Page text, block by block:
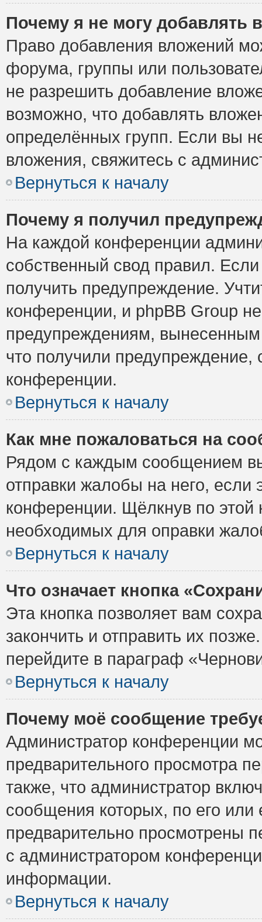
Почему я не могу добавлять
Право добавления вложений
форума, группы или
не разрешить добавление
возможно, что добавлять
определённых групп. Если вы
вложения, свяжитесь с
Вернуться к началу
Почему я получил
На каждой конференции
собственный свод правил.
получить предупреждение.
конференции, и phpBB Group
предупреждениям,
что получили предупреждение,
конференции.
Вернуться к началу
Как мне пожаловаться на
Рядом с каждым сообщением
отправки жалобы на него,
конференции. Щёлкнув по этой
необходимых для оправки
Вернуться к началу
Что означает кнопка
Эта кнопка позволяет вам
закончить и отправить их
перейдите в параграф
Вернуться к началу
Почему моё сообщение
Администратор конференции
предварительного просмотра
также, что администратор
сообщения которых, по его
предварительно просмотрены
с администратором
информации.
Вернуться к началу